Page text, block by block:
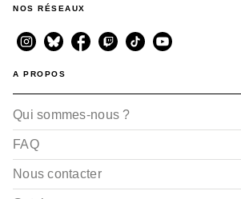
NOS RÉSEAUX
A PROPOS
Qui sommes-nous ?
FAQ
Nous contacter